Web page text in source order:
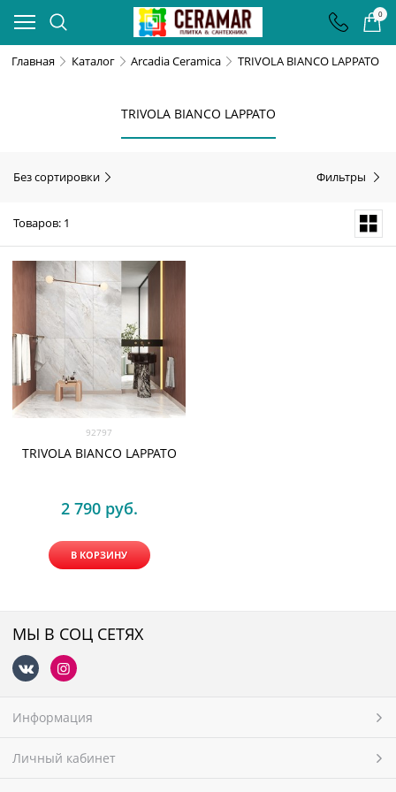
0
Главная Каталог Arcadia Ceramica TRIVOLA BIANCO LAPPATO
TRIVOLA BIANCO LAPPATO
Без сортировки Фильтры
Товаров: 1
92797
TRIVOLA BIANCO LAPPATO
2 790 руб.
В КОРЗИНУ
МЫ В СОЦ СЕТЯХ
Информация
Личный кабинет